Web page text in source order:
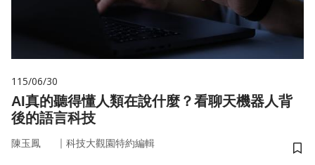
115/06/30
AI真的聽得懂人類在說什麼？看聊天機器人背
後的語言科技
陳玉鳳 ｜ 科技大觀園特約編輯
儲